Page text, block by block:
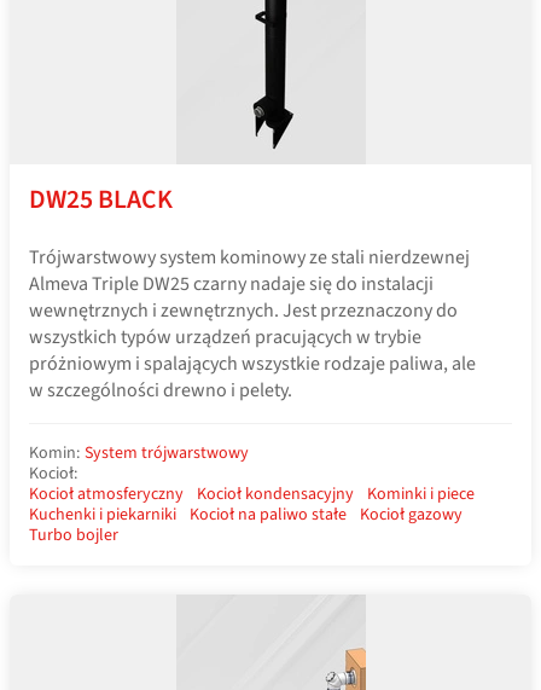
DW25 BLACK
Trójwarstwowy system kominowy ze stali nierdzewnej
Almeva Triple DW25 czarny nadaje się do instalacji
wewnętrznych i zewnętrznych. Jest przeznaczony do
wszystkich typów urządzeń pracujących w trybie
próżniowym i spalających wszystkie rodzaje paliwa, ale
w szczególności drewno i pelety.
Komin: System trójwarstwowy
Kocioł:
Kocioł atmosferyczny Kocioł kondensacyjny Kominki i piece
Kuchenki i piekarniki Kocioł na paliwo stałe Kocioł gazowy
Turbo bojler